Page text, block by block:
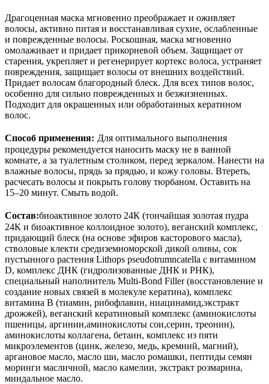
Драгоценная маска мгновенно преображает и оживляет
волосы, активно питая и восстанавливая сухие, ослабленные
и поврежденные волосы. Роскошная, маска мгновенно
омолаживает и придает прикорневой объем. Защищает от
старения, укрепляет и регенерирует кортекс волоса, устраняет
повреждения, защищает волосы от внешних воздействий.
Придает волосам благородный блеск. Для всех типов волос,
особенно для сильно поврежденных и безжизненных.
Подходит для окрашенных или обработанных кератином
волос.
Способ применения: Для оптимального выполнения
процедуры рекомендуется наносить маску не в ванной
комнате, а за туалетным столиком, перед зеркалом. Нанести на
влажные волосы, прядь за прядью, и кожу головы. Втереть,
расчесать волосы и покрыть голову тюрбаном. Оставить на
15–20 минут. Смыть водой.
Состав:биоактивное золото 24К (тончайшая золотая пудра
24К и биоактивное коллоидное золото), веганский комплекс,
придающий блеск (на основе эфиров касторового масла),
стволовые клекти средиземноморской дикой оливы, сок
пустынного растения Lithops pseudotrumncatella с витамином
D, комплекс ДНК (гидролизованные ДНК и РНК),
специальный наполнитель Multi-Bond Filler (восстановление и
создание новых связей в молекуле кератина), комплекс
витамина В (тиамин, рибофлавин, ниацинамид,экстракт
дрожжей), веганский кератиновый комплекс (аминокислоты
пшеницы, аргинин,аминокислоты сои,серин, треонин),
аминокислоты коллагена, бетаин, комплекс из пяти
микроэлементов (цинк, железо, медь, кремний, магний),
аргановое масло, масло ши, масло ромашки, пептиды семян
моринги масличной, масло камелии, экстракт розмарина,
миндальное масло.